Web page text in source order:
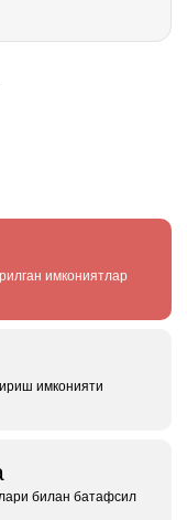
имкониятлар
имконияти
билан батафсил